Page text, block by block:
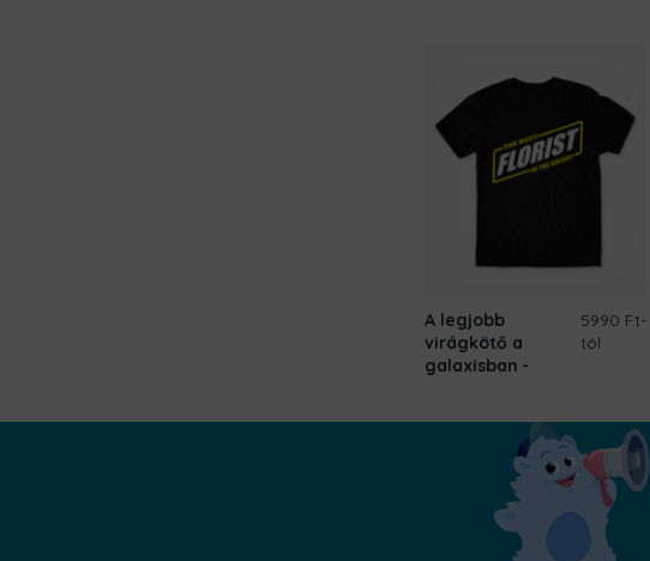
A legjobb
virágkötő a
galaxisban
5990 Ft-
tól